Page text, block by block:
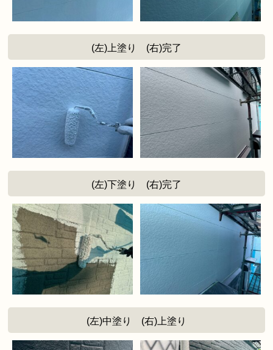
(左)上塗り (右)完了
(左)下塗り (右)完了
(左)中塗り (右)上塗り